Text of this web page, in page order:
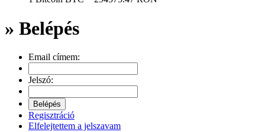
» Belépés
Email címem:
Jelszó:
Regisztráció
Elfelejtettem a jelszavam